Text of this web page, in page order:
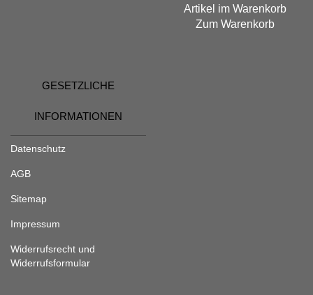
Artikel im Warenkorb
Zum Warenkorb
GESETZLICHE
INFORMATIONEN
Datenschutz
AGB
Sitemap
Impressum
Widerrufsrecht und
Widerrufsformular